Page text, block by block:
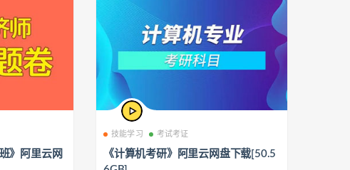
》阿里云网
技能学习 考试考证
《计算机考研》阿里云网盘下载[50.5